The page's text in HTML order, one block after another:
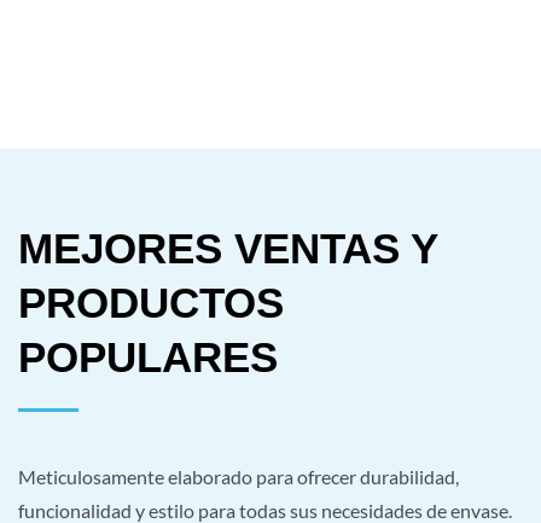
MEJORES VENTAS Y
PRODUCTOS
POPULARES
Meticulosamente elaborado para ofrecer durabilidad,
funcionalidad y estilo para todas sus necesidades de envase.